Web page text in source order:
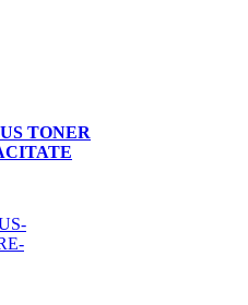
TONER